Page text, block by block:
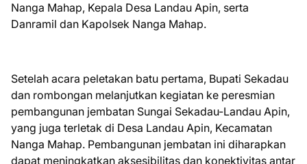
Nanga Mahap, Kepala Desa Landau Apin, serta
Danramil dan Kapolsek Nanga Mahap.
Setelah acara peletakan batu pertama, Bupati Sekadau
dan rombongan melanjutkan kegiatan ke peresmian
pembangunan jembatan Sungai Sekadau-Landau Apin,
yang juga terletak di Desa Landau Apin, Kecamatan
Nanga Mahap. Pembangunan jembatan ini diharapkan
dapat meningkatkan aksesibilitas dan konektivitas antar